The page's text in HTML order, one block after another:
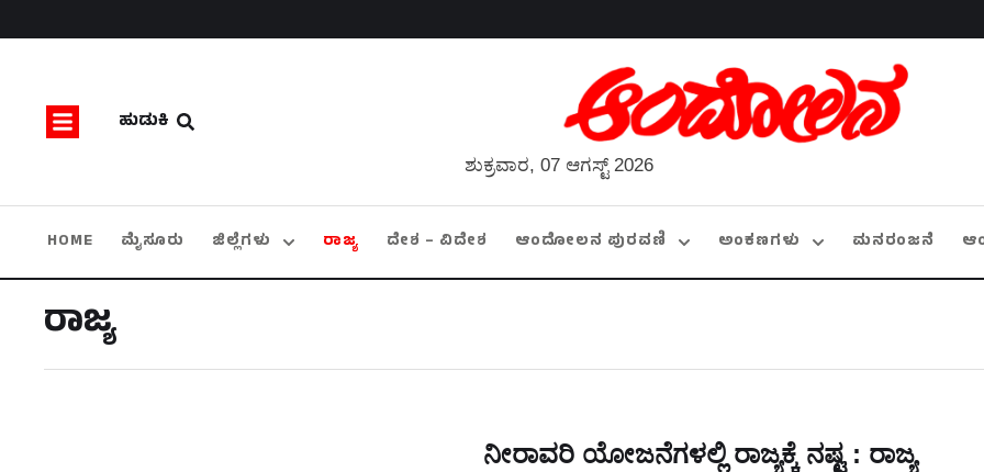
ಹುಡುಕಿ
ಶುಕ್ರವಾರ, 07 ಆಗಸ್ಟ್ 2026
HOME ಮೈಸೂರು ಜಿಲ್ಲೆಗಳು ರಾಜ್ಯ ದೇಶ – ವಿದೇಶ ಆಂದೋಲನ ಪುರವಣಿ ಅಂಕಣಗಳು ಮನರಂಜನೆ
ರಾಜ್ಯ
ನೀರಾವರಿ ಯೋಜನೆಗಳಲ್ಲಿ ರಾಜ್ಯಕ್ಕೆ ನಷ್ಟ : ರಾಜ್ಯ